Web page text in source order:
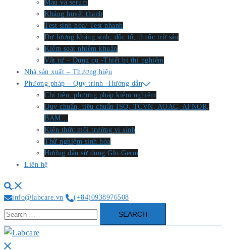
Máu và serum
Kháng huyết thanh
Test sinh hóa/ Test nhanh
Dư lượng kháng sinh, độc tố, thuốc trừ sâu
Kiểm soát nhiễm khuẩn
Vật tư – Dụng cụ -Thiết bị thí nghiệm
Nhà sản xuất – Thương hiệu
Phương pháp – Quy trình -Hướng dẫn
Chỉ tiêu, phương pháp kiểm nghiệm
Quy chuẩn, tiêu chuẩn ISO, TCVN, AOAC, AFNOR,
BAM…
Kiến thức môi trường vi sinh
Thử nghiệm sinh hóa
Hướng dẫn sử dụng Glo Germ
Liên hệ
Search
info@labcare.vn
(+84)0938976508
Search
for:
Close